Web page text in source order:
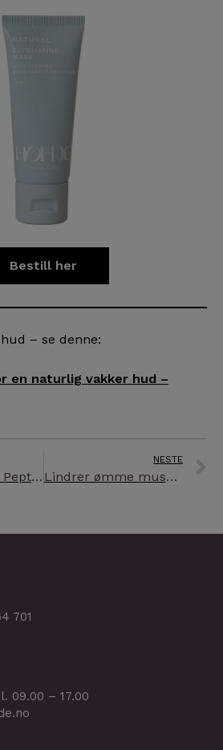
Bestill her
– se denne:
en naturlig vakker hud –
HOHDE Natural Peptidserum – elskes av nordiske kvinner
NESTE
Lindrer ømme muskler naturlig og effektivt
701
09.00 – 17.00